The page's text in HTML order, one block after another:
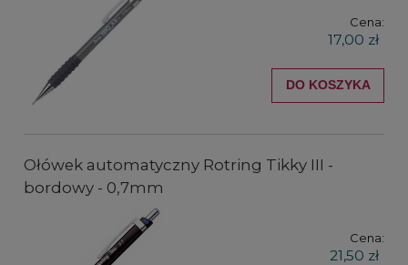
Cena:
17,00 zł
DO KOSZYKA
Ołówek automatyczny Rotring Tikky III -
bordowy - 0,7mm
Cena:
21,50 zł